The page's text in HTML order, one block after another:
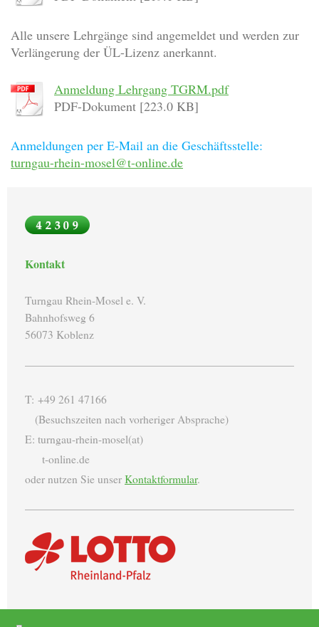
Alle unsere Lehrgänge sind angemeldet und werden zur
Verlängerung der ÜL-Lizenz anerkannt.
Anmeldung Lehrgang TGRM.pdf
PDF-Dokument [223.0 KB]
Anmeldungen per E-Mail an die Geschäftsstelle:
turngau-rhein-mosel@t-online.de
Kontakt
Turngau Rhein-Mosel e. V.
Bahnhofsweg 6
56073 Koblenz
T: +49 261 47166
(Besuchszeiten nach vorheriger Absprache)
E: turngau-rhein-mosel(at)
t-online.de
oder nutzen Sie unser Kontaktformular.